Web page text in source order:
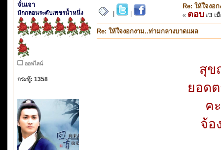
จั่นเจา
นักกลอนระดับเพชรน้ำหนึ่ง
ออฟไลน์
กระทู้: 1358
Re: ให้ใจงอ
« ตอบ #3 เ
Re: ให้ใจงอกงาม..ท่ามกลางบาดแผล
สุข
ยอด
ค
จ้อ